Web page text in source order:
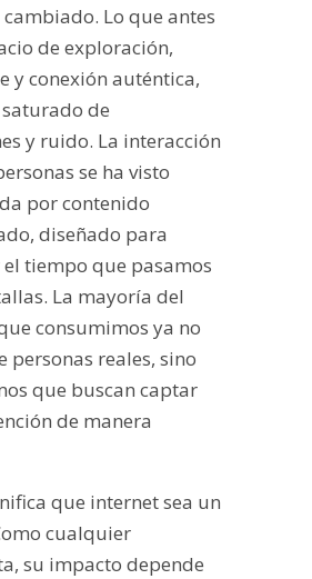
Lo que antes
de exploración,
y conexión auténtica,
de
y ruido. La interacción
se ha visto
por contenido
diseñado para
tiempo que pasamos
La mayoría del
consumimos ya no
personas reales, sino
que buscan captar
de manera
que internet sea un
cualquier
su impacto depende